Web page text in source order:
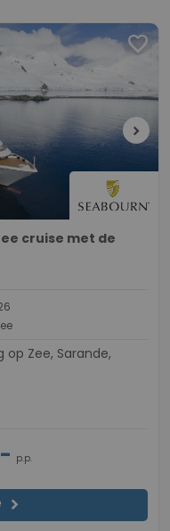
favorite
chevron_right
cruise met de
p.p.
chevron_right